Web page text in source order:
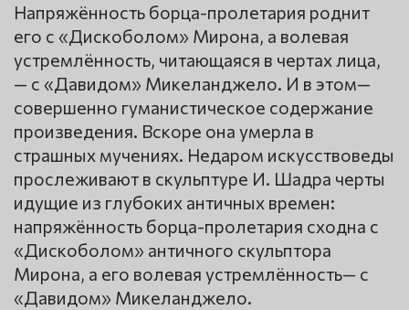
Напряжённость борца-пролетария роднит
его с «Дискоболом» Мирона, а волевая
устремлённость, читающаяся в чертах лица,
— с «Давидом» Микеланджело. И в этом—
совершенно гуманистическое содержание
произведения. Вскоре она умерла в
страшных мучениях. Недаром искусствоведы
прослеживают в скульптуре И. Шадра черты
идущие из глубоких античных времен:
напряжённость борца-пролетария сходна с
«Дискоболом» античного скульптора
Мирона, а его волевая устремлённость— с
«Давидом» Микеланджело.